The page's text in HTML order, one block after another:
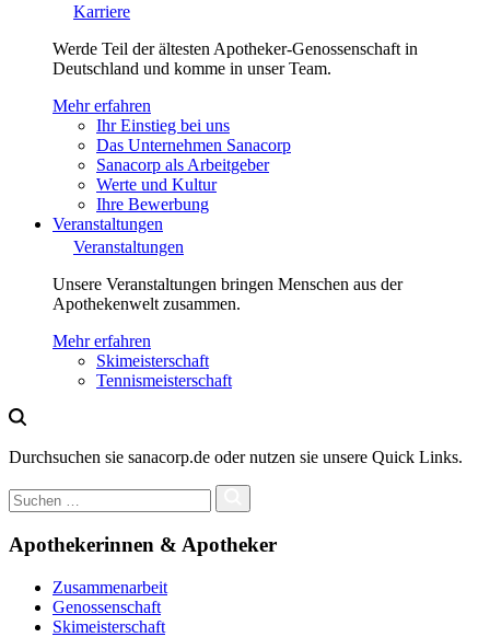
Karriere
Werde Teil der ältesten Apotheker-Genossenschaft in
Deutschland und komme in unser Team.
Mehr erfahren
Ihr Einstieg bei uns
Das Unternehmen Sanacorp
Sanacorp als Arbeitgeber
Werte und Kultur
Ihre Bewerbung
Veranstaltungen
Veranstaltungen
Unsere Veranstaltungen bringen Menschen aus der
Apothekenwelt zusammen.
Mehr erfahren
Skimeisterschaft
Tennismeisterschaft
Durchsuchen sie sanacorp.de oder nutzen sie unsere Quick Links.
Apothekerinnen & Apotheker
Zusammenarbeit
Genossenschaft
Skimeisterschaft